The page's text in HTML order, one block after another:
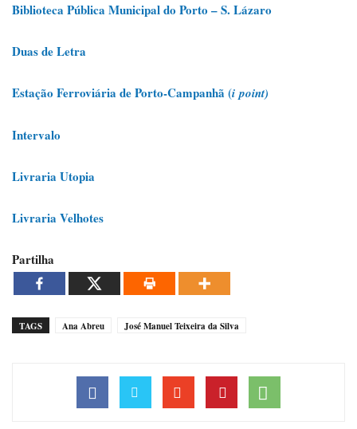
Biblioteca Pública Municipal do Porto – S. Lázaro
Duas de Letra
Estação Ferroviária de Porto-Campanhã (ipoint)
Intervalo
Livraria Utopia
Livraria Velhotes
Partilha
TAGS Ana Abreu José Manuel Teixeira da Silva